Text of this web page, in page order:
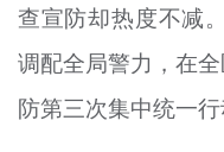
榜样人物
身边好人
查宣防却热度不减
调配全局警力，在
防第三次集中统一行